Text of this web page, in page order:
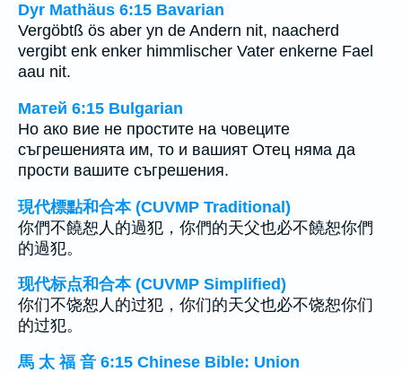
Dyr Mathäus 6:15 Bavarian
Vergöbtß ös aber yn de Andern nit, naacherd
vergibt enk enker himmlischer Vater enkerne Fael
aau nit.
Матей 6:15 Bulgarian
Но ако вие не простите на човеците
съгрешенията им, то и вашият Отец няма да
прости вашите съгрешения.
現代標點和合本 (CUVMP Traditional)
你們不饒恕人的過犯，你們的天父也必不饒恕你們
的過犯。
现代标点和合本 (CUVMP Simplified)
你们不饶恕人的过犯，你们的天父也必不饶恕你们
的过犯。
馬 太 福 音 6:15 Chinese Bible: Union